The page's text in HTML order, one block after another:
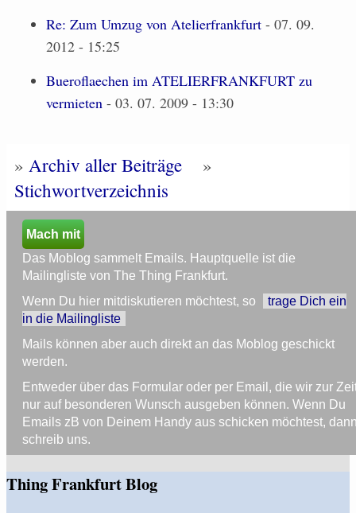
Re: Zum Umzug von Atelierfrankfurt - 07. 09.
2012 - 15:25
Bueroflaechen im ATELIERFRANKFURT zu
vermieten - 03. 07. 2009 - 13:30
» Archiv aller Beiträge
»
Stichwortverzeichnis
Mach mit
Das Moblog sammelt Emails. Hauptquelle ist die
Mailingliste von The Thing Frankfurt.
Wenn Du hier mitdiskutieren möchtest, so
trage Dich ein
in die Mailingliste
Mails können aber auch direkt an das Moblog geschickt
werden.
Entweder über das Formular oder per Email, die wir zur
nur auf besonderen Wunsch ausgeben können. Wenn Du
Emails zB von Deinem Handy aus schicken möchtest,
schreib uns.
Thing Frankfurt Blog